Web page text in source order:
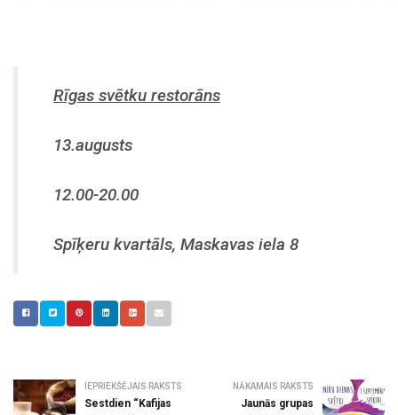
Rīgas svētku restorāns
13.augusts
12.00-20.00
Spīķeru kvartāls, Maskavas iela 8
IEPRIEKŠĒJAIS RAKSTS
Sestdien “Kafijas
NĀKAMAIS RAKSTS
Jaunās grupas